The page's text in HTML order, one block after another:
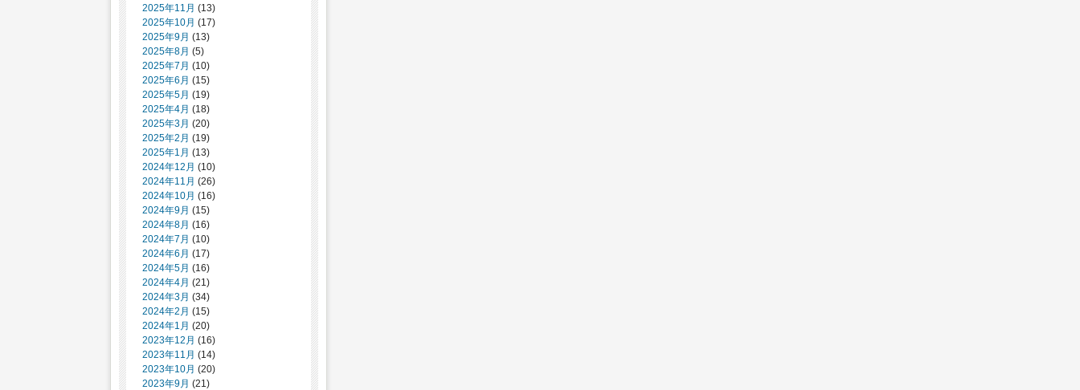
2025年11月 (13)
2025年10月 (17)
2025年9月 (13)
2025年8月 (5)
2025年7月 (10)
2025年6月 (15)
2025年5月 (19)
2025年4月 (18)
2025年3月 (20)
2025年2月 (19)
2025年1月 (13)
2024年12月 (10)
2024年11月 (26)
2024年10月 (16)
2024年9月 (15)
2024年8月 (16)
2024年7月 (10)
2024年6月 (17)
2024年5月 (16)
2024年4月 (21)
2024年3月 (34)
2024年2月 (15)
2024年1月 (20)
2023年12月 (16)
2023年11月 (14)
2023年10月 (20)
2023年9月 (21)